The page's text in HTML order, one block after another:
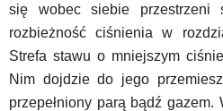
się wobec siebie przestrzeni
rozbieżność ciśnienia w
Strefa stawu o mniejszym
Nim dojdzie do jego
przepełniony parą bądź